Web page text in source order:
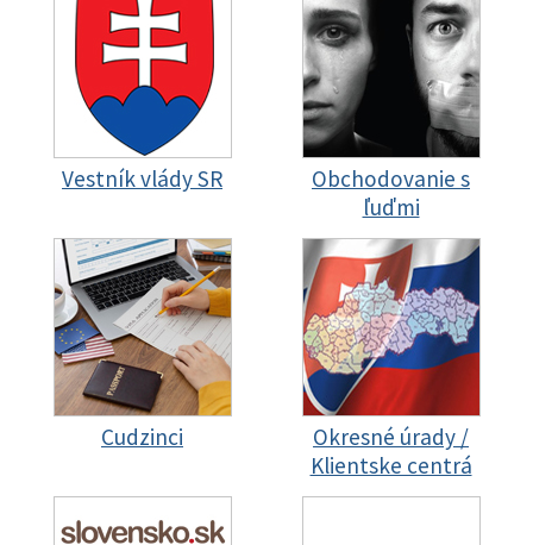
Vestník vlády SR
Obchodovanie s
ľuďmi
Cudzinci
Okresné úrady /
Klientske centrá